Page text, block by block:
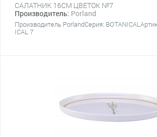
САЛАТНИК 16CM ЦВЕТОК №7
Производитель: Porland
Производитель PorlandСерия:
ICAL 7